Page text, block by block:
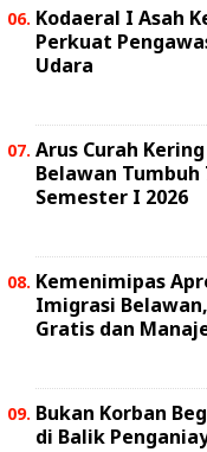
Kodaeral I Asah
Perkuat
Udara
Arus Curah
Belawan Tumbuh
Semester I 2026
Kemenimipas
Imigrasi
Gratis dan
Bukan Korban
di Balik